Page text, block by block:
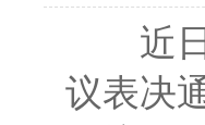
近日
议表决